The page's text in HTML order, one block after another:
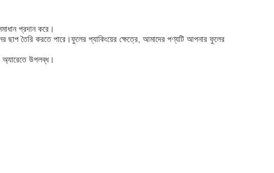
প্রদান করে।
ছাপ তৈরি করতে পারে।ফুলের প্যাকিংয়ের ক্ষেত্রে, আমাদের পণ্যটি আপনার ফুলের
অ্যারেতে উপলব্ধ।